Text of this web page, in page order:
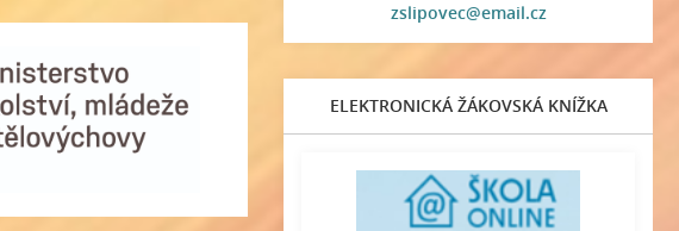
zslipovec@email.cz
ELEKTRONICKÁ ŽÁKOVSKÁ KNÍŽKA